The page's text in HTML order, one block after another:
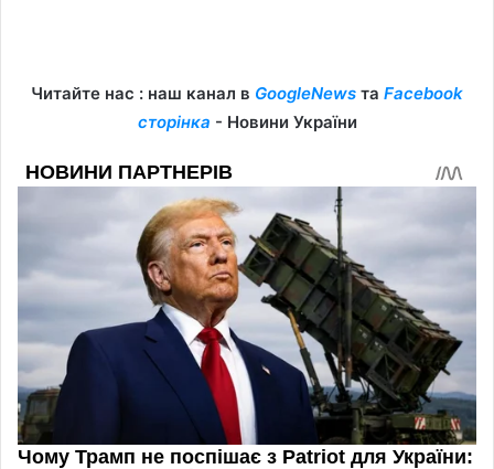
Читайте нас : наш канал в GoogleNews та Facebook
сторінка - Новини України